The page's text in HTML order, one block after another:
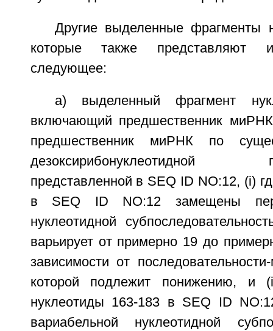
Другие выделенные фрагменты
которые также представляют
следующее:
a) выделенный фрагмент
включающий предшественник
предшественник миРНК по
дезоксирибонуклеотидной
представленной в SEQ ID NO:12, (i)
в SEQ ID NO:12 замещены
нуклеотидной
варьирует от примерно 19 до
зависимости от
которой подлежит понижению, и
нуклеотиды 163-183 в SEQ ID
вариабельной нуклеотидной